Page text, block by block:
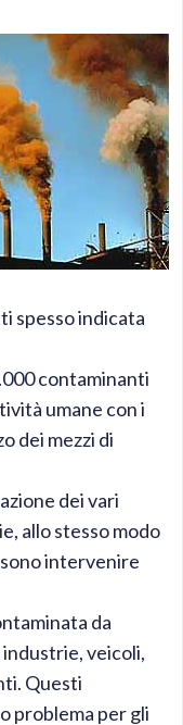
spesso indicata
contaminanti
umane con i
dei mezzi di
dei vari
allo stesso modo
intervenire
da
veicoli,
Questi
problema per gli